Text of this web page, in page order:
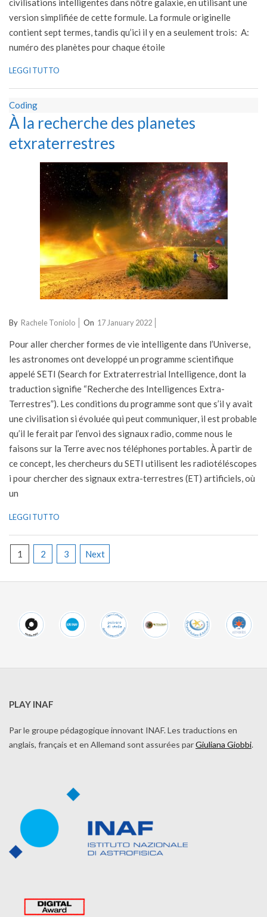
version simplifiée de cette formule. La formule originelle
contient sept termes, tandis qu’ici il y en a seulement trois: A:
numéro des planètes pour chaque étoile
LEGGI TUTTO
Coding
À la recherche des planetes
etxraterrestres
2022-
17
By Rachele Toniolo On 17 January 2022
Pour aller chercher formes de vie intelligente dans l’Universe,
les astronomes ont developpé un programme scientifique
appelé SETI (Search for Extraterrestrial Intelligence, dont la
traduction signifie “Recherche des Intelligences Extra-
Terrestres”). Les conditions du programme sont que s’il y avait
une civilisation si évoluée qui peut communiquer, il est probable
qu’il le ferait par l’envoi des signaux radio, comme nous le
faisons sur la Terre avec nos téléphones portables. À partir de
ce concept, les chercheurs du SETI utilisent les radiotéléscopes
i pour chercher des signaux extra-terrestres (ET) artificiels, où
un
LEGGI TUTTO
Posts
1 2 3 Next
PLAY INAF
Par le groupe pédagogique innovant INAF. Les traductions en
anglais, français et en Allemand sont assurées parGiuliana Giobbi.